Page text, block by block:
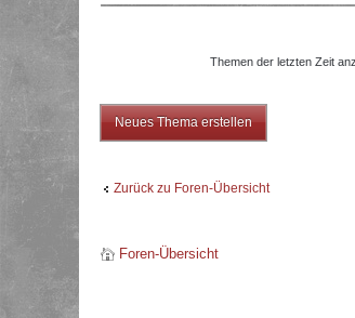
Themen der letzten Zeit
Neues Thema erstellen
Zurück zu Foren-Übersicht
Foren-Übersicht